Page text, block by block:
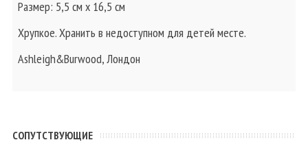
Размер: 5,5 см х 16,5 см
Хрупкое. Хранить в недоступном для детей месте.
Ashleigh&Burwood, Лондон
CОПУТСТВУЮЩИЕ